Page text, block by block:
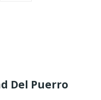
Del Puerro